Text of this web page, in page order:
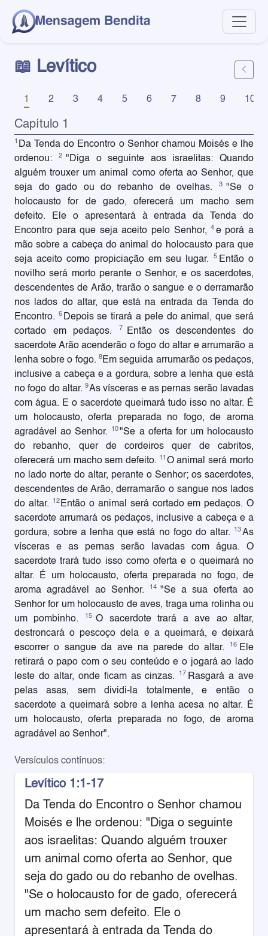
📖 Levítico
1 2 3 4 5 6 7 8 9 10
Capítulo 1
1 Da Tenda do Encontro o Senhor chamou Moisés e lhe
ordenou:
2 "Diga o seguinte aos israelitas: Quando
alguém trouxer um animal como oferta ao Senhor, que
seja do gado ou do rebanho de ovelhas.
3 "Se o
holocausto for de gado, oferecerá um macho sem
defeito. Ele o apresentará à entrada da Tenda do
Encontro para que seja aceito pelo Senhor,4 e porá a
mão sobre a cabeça do animal do holocausto para que
seja aceito como propiciação em seu lugar.
5 Então o
novilho será morto perante o Senhor, e os sacerdotes,
descendentes de Arão, trarão o sangue e o derramarão
nos lados do altar, que está na entrada da Tenda do
Encontro. 6 Depois se tirará a pele do animal, que será
cortado em pedaços.
7
Então os descendentes do
sacerdote Arão acenderão o fogo do altar e arrumarão a
lenha sobre o fogo. 8 Em seguida arrumarão os pedaços,
inclusive a cabeça e a gordura, sobre a lenha que está
no fogo do altar.9As vísceras e as pernas serão lavadas
com água. E o sacerdote queimará tudo isso no altar. É
um holocausto, oferta preparada no fogo, de aroma
agradável ao Senhor.
10 "Se a oferta for um holocausto
do rebanho, quer de cordeiros quer de cabritos,
oferecerá um macho sem defeito. 11 O animal será morto
no lado norte do altar, perante o Senhor; os sacerdotes,
descendentes de Arão, derramarão o sangue nos lados
do altar.
12 Então o animal será cortado em pedaços. O
sacerdote arrumará os pedaços, inclusive a cabeça e a
gordura, sobre a lenha que está no fogo do altar.
13As
vísceras e as pernas serão lavadas com água. O
sacerdote trará tudo isso como oferta e o queimará no
altar. É um holocausto, oferta preparada no fogo, de
aroma agradável ao Senhor.
14 "Se a sua oferta ao
Senhor for um holocausto de aves, traga uma rolinha ou
um pombinho.
15 O sacerdote trará a ave ao altar,
destroncará o pescoço dela e a queimará, e deixará
escorrer o sangue da ave na parede do altar.
16
Ele
retirará o papo com o seu conteúdo e o jogará ao lado
leste do altar, onde ficam as cinzas.
17 Rasgará a ave
pelas asas, sem dividi-la totalmente, e então o
sacerdote a queimará sobre a lenha acesa no altar. É
um holocausto, oferta preparada no fogo, de aroma
agradável ao Senhor".
Versículos contínuos:
Levítico 1:1-17
Da Tenda do Encontro o Senhor chamou
Moisés e lhe ordenou: "Diga o seguinte
aos israelitas: Quando alguém trouxer
um animal como oferta ao Senhor, que
seja do gado ou do rebanho de ovelhas.
"Se o holocausto for de gado, oferecerá
um macho sem defeito. Ele o
apresentará à entrada da Tenda do